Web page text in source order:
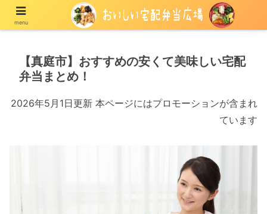
宅配の冷凍弁当や冷蔵弁当を紹介する情報メディア
【真庭市】おすすめの安くて美味しい宅配
弁当まとめ！
2026年5月1日更新 本ページにはプロモーションが含まれ
ています
menu